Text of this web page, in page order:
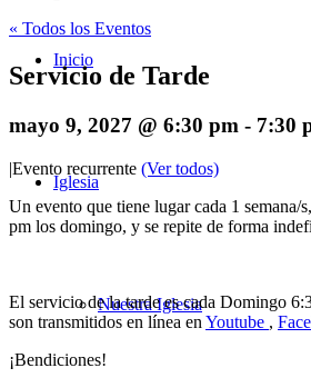
Inicio
Iglesia
Nuestra Iglesia
« Todos los Eventos
Servicio de Tarde
mayo 9, 2027 @ 6:30 pm - 7:30
|Evento recurrente (Ver todos)
Un evento que tiene lugar cada 1 semana/
pm los domingo, y se repite de forma
El servicio de la tarde es cada Domingo
son transmitidos en línea en Youtube ,
¡Bendiciones!